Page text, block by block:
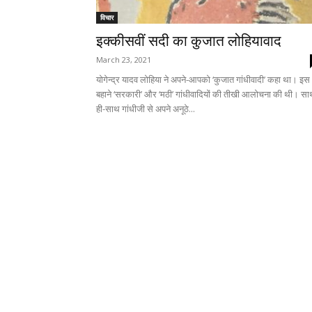
विचार
इक्कीसवीं सदी का कुजात लोहियावाद
March 23, 2021
योगेन्द्र यादव लोहिया ने अपने-आपको ‘कुजात गांधीवादी’ कहा था। इस
बहाने ‘सरकारी’ और ‘मठी’ गांधीवादियों की तीखी आलोचना की थी।
ही-साथ गांधीजी से अपने अनूठे...